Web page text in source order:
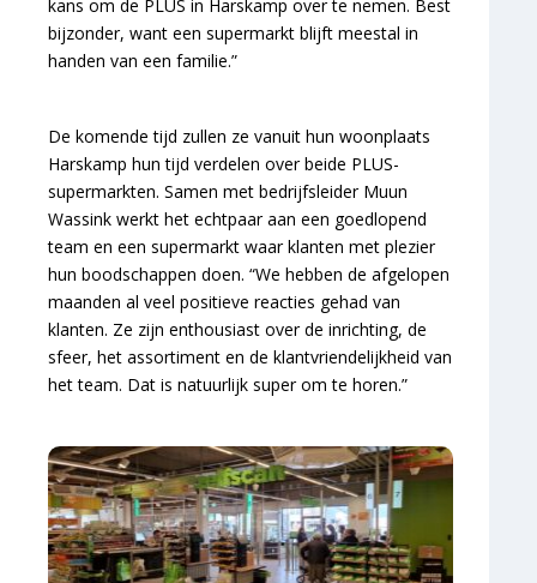
kans om de PLUS in Harskamp over te nemen. Best
bijzonder, want een supermarkt blijft meestal in
handen van een familie.”
De komende tijd zullen ze vanuit hun woonplaats
Harskamp hun tijd verdelen over beide PLUS-
supermarkten. Samen met bedrijfsleider Muun
Wassink werkt het echtpaar aan een goedlopend
team en een supermarkt waar klanten met plezier
hun boodschappen doen. “We hebben de afgelopen
maanden al veel positieve reacties gehad van
klanten. Ze zijn enthousiast over de inrichting, de
sfeer, het assortiment en de klantvriendelijkheid van
het team. Dat is natuurlijk super om te horen.”